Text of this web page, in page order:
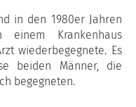
in den 1980er Jahren
Krankenhaus
wiederbegegnete. Es
beiden Männer, die
begegneten.